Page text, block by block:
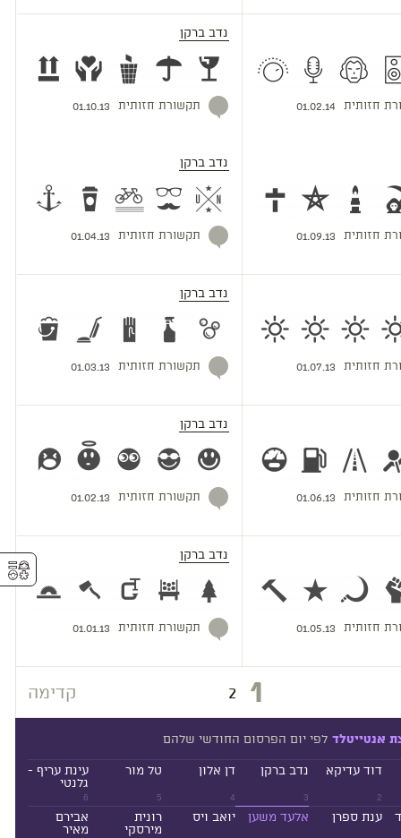
חזותית 01.02.14
נדב ברקן
תקשורת חזותית 01.10.13
חזותית 01.09.13
חזותית 01.07.13
חזותית 01.06.13
חזותית 01.05.13
נדב ברקן
תקשורת חזותית 01.04.13
נדב ברקן
תקשורת חזותית 01.03.13
נדב ברקן
תקשורת חזותית 01.02.13
נדב ברקן
תקשורת חזותית 01.01.13
1
2 קדימה
אנטייטלד לפי יום הפרסום החודשי שלהם
2
דוד עדיקא
3
נדב ברקן
4
דן אלון
5
טל מור
6
עינת עריף -
גלנטי
ענת ספרן אלעד משען יואב ויס
רונית
מירסקי
אבירם
מאיר
⚥︎